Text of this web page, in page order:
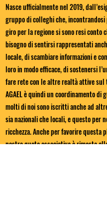
Nasce ufficialmente nel 2019,
gruppo di colleghi che, incontrandosi
giro per la regione si sono resi conto
bisogno di sentirsi rappresentati
locale, di scambiare informazioni e
loro in modo efficace, di sostenersi
fare rete con le altre realtà attive
AGAEL è quindi un coordinamento di
molti di noi sono iscritti anche ad
sia nazionali che locali, e questo per
ricchezza. Anche per favorire questa
nostra quota associativa è rimasta